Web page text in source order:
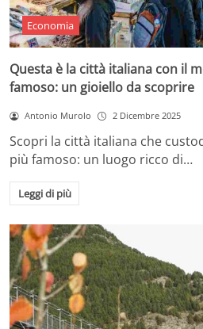
Economia
Questa è la città italiana con il
famoso: un gioiello da scoprire
Antonio Murolo 2 Dicembre 2025
Scopri la città italiana che
più famoso: un luogo ricco di…
Leggi di più